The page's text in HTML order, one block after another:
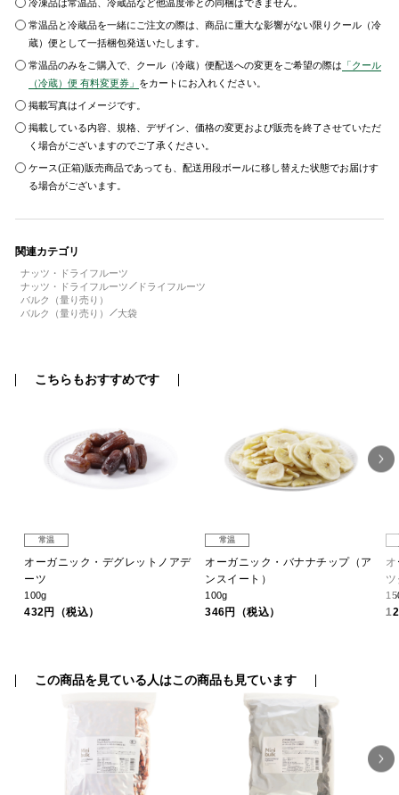
冷凍品は常温品、冷蔵品など他温度帯との同梱はできません。
常温品と冷蔵品を一緒にご注文の際は、商品に重大な影響がない限りクール（冷
蔵）便として一括梱包発送いたします。
常温品のみをご購入で、クール（冷蔵）便配送への変更をご希望の際は 「クール
（冷蔵）便 有料変更券」 をカートにお入れください。
掲載写真はイメージです。
掲載している内容、規格、デザイン、価格の変更および販売を終了させていただ
く場合がございますのでご了承ください。
ケース(正箱)販売商品であっても、配送用段ボールに移し替えた状態でお届けす
る場合がございます。
関連カテゴリ
ナッツ・ドライフルーツ
ナッツ・ドライフルーツ
ドライフルーツ
バルク（量り売り）
バルク（量り売り）
大袋
こちらもおすすめです
常温
オーガニック・デグレットノアデ
ーツ
100g
432円（税込）
常温
オーガニック・バナナチップ（ア
ンスイート）
100g
346円（税込）
この商品を見ている人はこの商品も見ています